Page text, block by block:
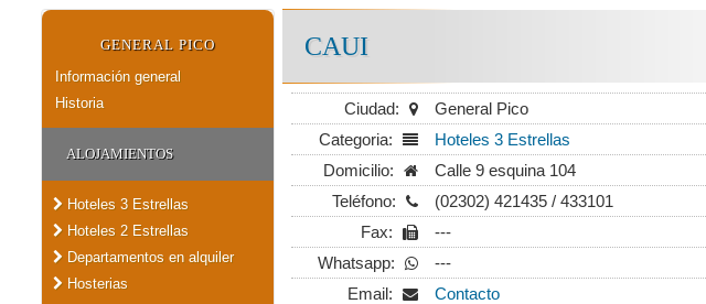
GENERAL PICO
Información general
Historia
ALOJAMIENTOS
Hoteles 3 Estrellas
Hoteles 2 Estrellas
Departamentos en alquiler
Hosterias
CAUI
Ciudad:
General Pico
Categoria:
Hoteles 3 Estrellas
Domicilio:
Calle 9 esquina 104
Teléfono:
(02302) 421435 / 433101
Fax:
---
Whatsapp:
---
Email:
Contacto